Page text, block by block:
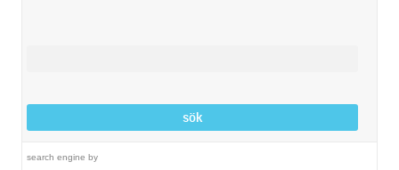
search engine by